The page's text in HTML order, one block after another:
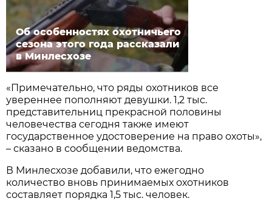
Об особенностях охотничьего
сезона этого года рассказали
в Минлесхозе
«Примечательно, что ряды охотников все
увереннее пополняют девушки. 1,2 тыс.
представительниц прекрасной половины
человечества сегодня также имеют
государственное удостоверение на право охоты»,
– сказано в сообщении ведомства.
В Минлесхозе добавили, что ежегодно
количество вновь принимаемых охотников
составляет порядка 1,5 тыс. человек.